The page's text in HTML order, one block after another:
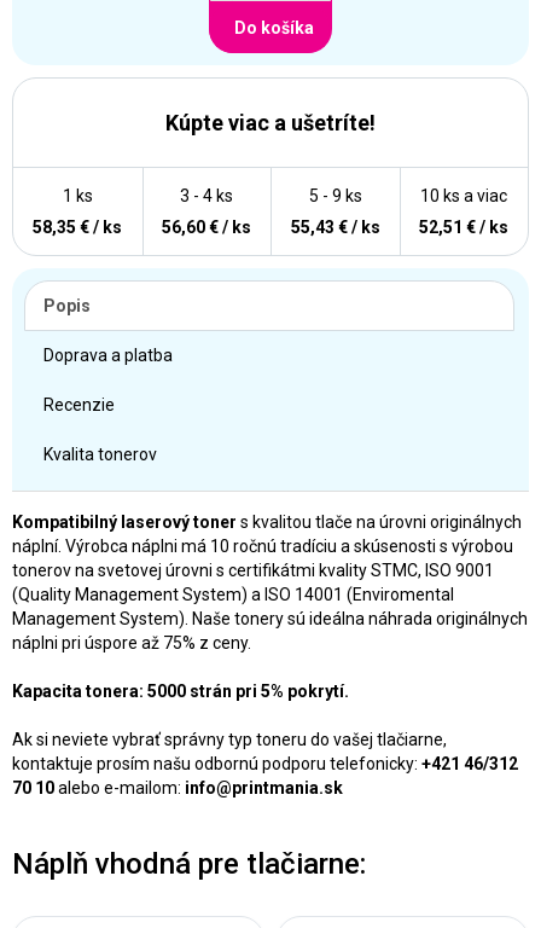
Do košíka
Kúpte viac a ušetríte!
10 ks a viac
52,51 € / ks
5 - 9 ks
55,43 € / ks
3 - 4 ks
56,60 € / ks
1 ks
58,35 € / ks
Popis
Doprava a platba
Recenzie
Kvalita tonerov
Kompatibilný laserový toner s kvalitou tlače na úrovni originálnych
náplní. Výrobca náplni má 10 ročnú tradíciu a skúsenosti s výrobou
tonerov na svetovej úrovni s certifikátmi kvality STMC, ISO 9001
(Quality Management System) a ISO 14001 (Enviromental
Management System). Naše tonery sú ideálna náhrada originálnych
náplni pri úspore až 75% z ceny.
Kapacita tonera: 5000 strán pri 5% pokrytí.
Ak si neviete vybrať správny typ toneru do vašej tlačiarne,
kontaktuje prosím našu odbornú podporu telefonicky: +421 46/312
70 10alebo e-mailom: info@printmania.sk
Náplň vhodná pre tlačiarne: